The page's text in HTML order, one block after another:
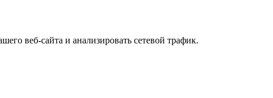
веб-сайта и анализировать сетевой трафик.